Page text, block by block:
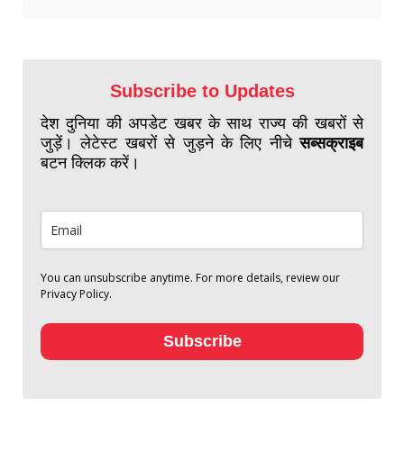
Subscribe to Updates
देश दुनिया की अपडेट खबर के साथ राज्य की खबरों से
जुड़ें। लेटेस्ट खबरों से जुड़ने के लिए नीचेसब्सक्राइब
बटन क्लिक करें।
You can unsubscribe anytime. For more details, review our
Privacy Policy.
Subscribe